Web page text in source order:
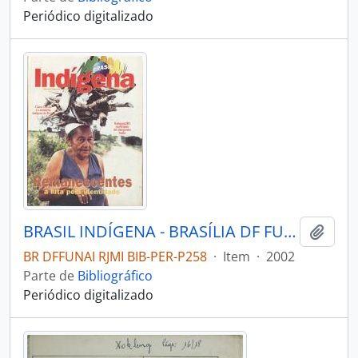
Periódico digitalizado
BRASIL INDÍGENA - BRASÍLIA DF FUNDAÇÃO NACIONAL DO ÍNDIO - 2002 - Nº10
BR DFFUNAI RJMI BIB-PER-P258 · Item · 2002
Parte de Bibliográfico
Periódico digitalizado